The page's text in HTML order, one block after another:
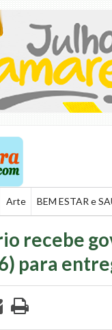
Arte BEM ESTAR e
recebe
para